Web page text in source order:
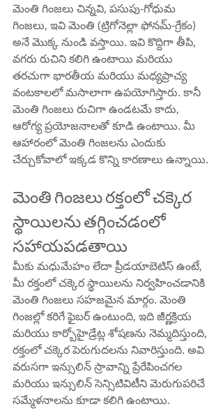
మెంతి గింజలు చిన్నవి, పసుపు-గోధుమ
గింజలు, ఇవి మెంతి (ట్రిగోనెల్లా ఫోనమ్-గ్రేకం)
అనే మొక్క నుండి వస్తాయి. ఇవి కొద్దిగా తీపి,
వగరు రుచిని కలిగి ఉంటాయి మరియు
తరచుగా భారతీయ మరియు మధ్యప్రాచ్య
వంటకాలలో మసాలాగా ఉపయోగిస్తారు. కానీ
మెంతి గింజలు రుచిగా ఉండటమే కాదు,
ఆరోగ్య ప్రయోజనాలతో కూడి ఉంటాయి. మీ
ఆహారంలో మెంతి గింజలను ఎందుకు
చేర్చుకోవాలో ఇక్కడ కొన్ని కారణాలు ఉన్నాయి.
మెంతి గింజలు రక్తంలో చక్కెర
స్థాయిలను తగ్గించడంలో
సహాయపడతాయి
మీకు మధుమేహం లేదా ప్రీడయాబెటిస్ ఉంటే,
మీ రక్తంలో చక్కెర స్థాయిలను నిర్వహించడానికి
మెంతి గింజలు సహజమైన మార్గం. మెంతి
గింజల్లో కరిగే ఫైబర్ ఉంటుంది, ఇది జీర్ణక్రియ
మరియు కార్బోహైడ్రేట్ల శోషణను నెమ్మదిస్తుంది,
రక్తంలో చక్కెర పెరుగుదలను నివారిస్తుంది. అవి
వరుసగా ఇన్సులిన్ స్రావాన్ని ప్రేరేపించగల
మరియు ఇన్సులిన్ సెన్సిటివిటీని మెరుగుపరిచే
సమ్మేళనాలను కూడా కలిగి ఉంటాయి.